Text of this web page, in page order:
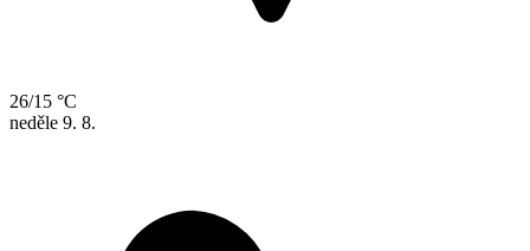
26/15 °C
neděle 9. 8.